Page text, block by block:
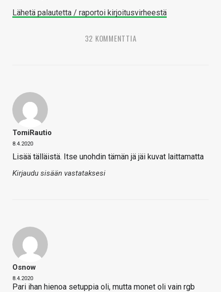
Lähetä palautetta / raportoi kirjoitusvirheestä
32 KOMMENTTIA
TomiRautio
8.4.2020
Lisää tälläistä. Itse unohdin tämän jä jäi kuvat laittamatta
Kirjaudu sisään vastataksesi
Osnow
8.4.2020
Pari ihan hienoa setuppia oli, mutta monet oli vain rgb